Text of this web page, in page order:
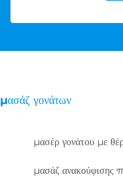
μασάζ γονάτων
μασέρ γονάτου με
μασάζ ανακούφισης